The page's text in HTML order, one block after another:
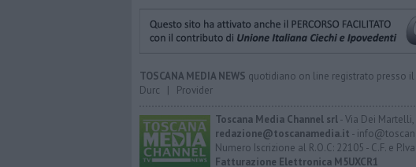
TOSCANA MEDIA NEWS quotidiano on line registrato presso
Durc | Provider
Toscana Media Channel srl- Via Dei Martelli,
redazione@toscanamedia.it -
Numero Iscrizione al R.O.C: 22105 - C.F. e
Fatturazione Elettronica M5UXCR1